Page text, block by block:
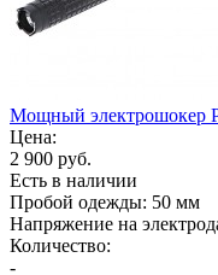
Мощный электрошокер
Цена:
2 900 руб.
Есть в наличии
Пробой одежды: 50 мм
Напряжение на
Количество:
-